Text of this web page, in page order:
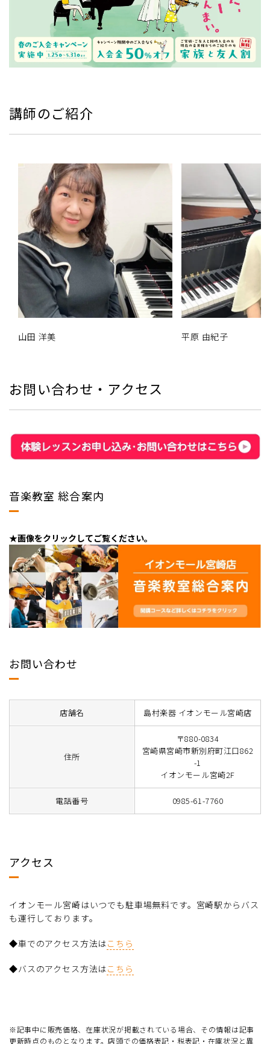
講師のご紹介
山田 洋美 平原 由紀子
お問い合わせ・アクセス
音楽教室 総合案内
★画像をクリックしてご覧ください。
お問い合わせ
店舗名 島村楽器 イオンモール宮崎店
住所
〒880-0834
宮崎県宮崎市新別府町江口862
-1
イオンモール宮崎2F
電話番号 0985-61-7760
アクセス
イオンモール宮崎はいつでも駐車場無料です。宮崎駅からバス
も運行しております。
◆車でのアクセス方法はこちら
◆バスのアクセス方法はこちら
※記事中に販売価格、在庫状況が掲載されている場合、その情報は記事
更新時点のものとなります。店頭での価格表記・税表記・在庫状況と異